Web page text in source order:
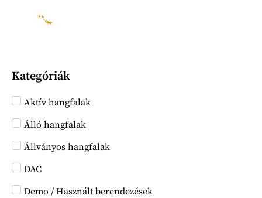
Kategóriák
Aktív hangfalak
Álló hangfalak
Állványos hangfalak
DAC
Demo / Használt berendezések